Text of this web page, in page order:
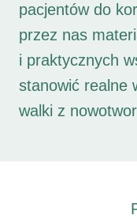
pacjentów do
przez nas
i praktycznych
stanowić realne
walki z